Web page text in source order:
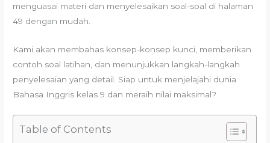
menguasai materi dan menyelesaikan soal-soal di halaman
49 dengan mudah.
Kami akan membahas konsep-konsep kunci, memberikan
contoh soal latihan, dan menunjukkan langkah-langkah
penyelesaian yang detail. Siap untuk menjelajahi dunia
Bahasa Inggris kelas 9 dan meraih nilai maksimal?
Table of Contents